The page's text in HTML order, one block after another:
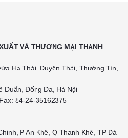
VÀ THƯƠNG MẠI THANH
Hạ Thái, Duyên Thái, Thường Tín,
Duẩn, Đống Đa, Hà Nội
Fax: 84-24-35162375
P An Khê, Q Thanh Khê, TP Đà